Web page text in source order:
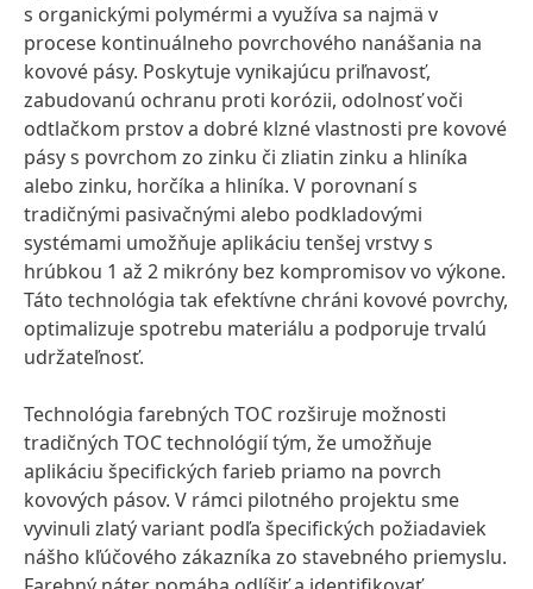
s organickými polymérmi a využíva sa najmä v
procese kontinuálneho povrchového nanášania na
kovové pásy. Poskytuje vynikajúcu priľnavosť,
zabudovanú ochranu proti korózii, odolnosť voči
odtlačkom prstov a dobré klzné vlastnosti pre kovové
pásy s povrchom zo zinku či zliatin zinku a hliníka
alebo zinku, horčíka a hliníka. V porovnaní s
tradičnými pasivačnými alebo podkladovými
systémami umožňuje aplikáciu tenšej vrstvy s
hrúbkou 1 až 2 mikróny bez kompromisov vo výkone.
Táto technológia tak efektívne chráni kovové povrchy,
optimalizuje spotrebu materiálu a podporuje trvalú
udržateľnosť.
Technológia farebných TOC rozširuje možnosti
tradičných TOC technológií tým, že umožňuje
aplikáciu špecifických farieb priamo na povrch
kovových pásov. V rámci pilotného projektu sme
vyvinuli zlatý variant podľa špecifických požiadaviek
nášho kľúčového zákazníka zo stavebného priemyslu.